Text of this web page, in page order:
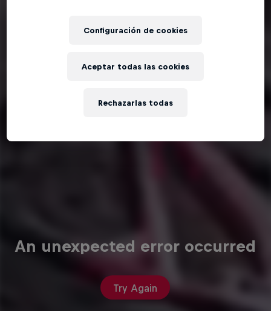
An unexpected error occurred
Try Again
Configuración de cookies
Rechazarlas todas
Aceptar todas las cookies